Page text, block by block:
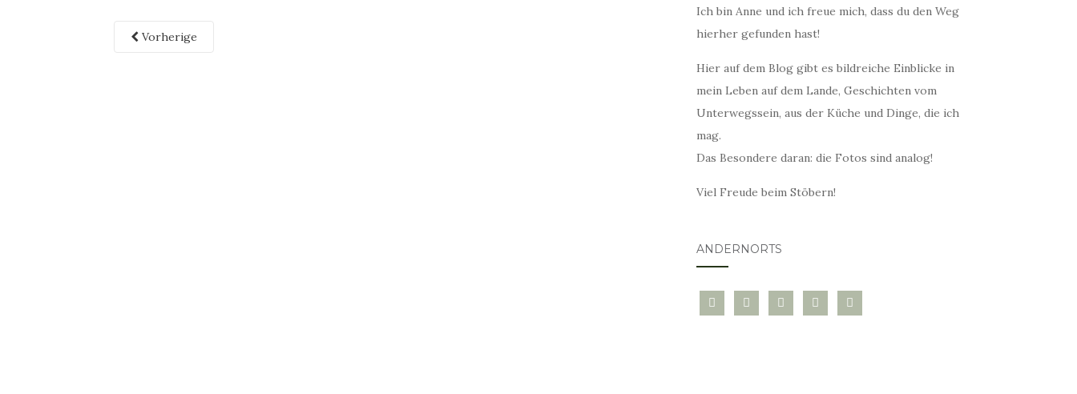
Vorherige
Ich bin Anne und ich freue mich, dass du den Weg
hierher gefunden hast!
Hier auf dem Blog gibt es bildreiche Einblicke in
mein Leben auf dem Lande, Geschichten vom
Unterwegssein, aus der Küche und Dinge, die ich
mag.
Das Besondere daran: die Fotos sind analog!
Viel Freude beim Stöbern!
ANDERNORTS
bloglovininstagramtwitter pinterest
mail